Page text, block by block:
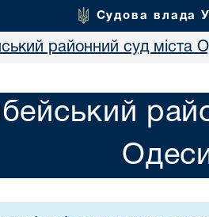
Судова влада
районний суд міста